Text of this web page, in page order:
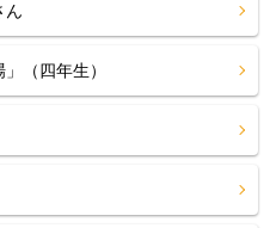
ん
（四年生）